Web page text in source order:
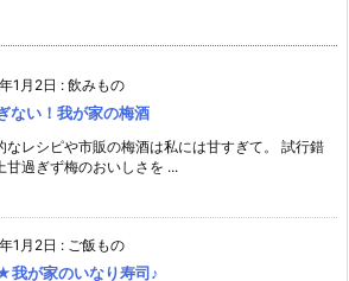
1月2日 : 飲みもの
ない！我が家の梅酒
なレシピや市販の梅酒は私には甘すぎて。 試行錯
甘過ぎず梅のおいしさを ...
1月2日 : ご飯もの
我が家のいなり寿司♪